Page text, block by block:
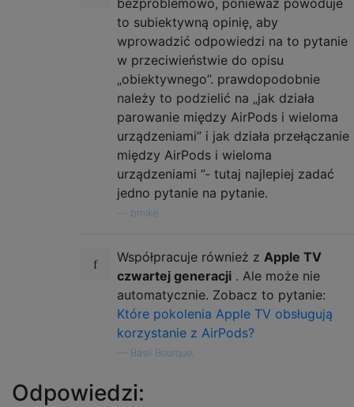
to subiektywną opinię, aby
wprowadzić odpowiedzi na to pytanie
w przeciwieństwie do opisu
„obiektywnego”. prawdopodobnie
należy to podzielić na „jak działa
parowanie między AirPods i wieloma
urządzeniami” i jak działa przełączanie
między AirPods i wieloma
urządzeniami ”- tutaj najlepiej zadać
jedno pytanie na pytanie.
bmike
Współpracuje również z Apple TV
czwartej generacji . Ale może nie
automatycznie. Zobacz to pytanie:
Które pokolenia Apple TV obsługują
korzystanie z AirPods?
Basil Bourque,
Odpowiedzi: